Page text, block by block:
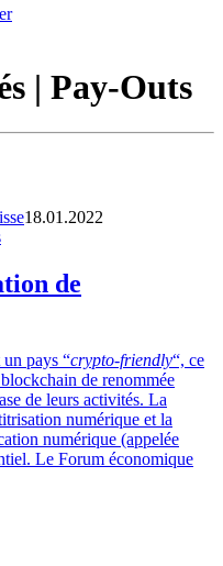
| Pay-Outs
18.01.2022
de
un pays “crypto-friendly“, ce
de renommée
de leurs activités. La
numérique et la
numérique (appelée
Le Forum économique